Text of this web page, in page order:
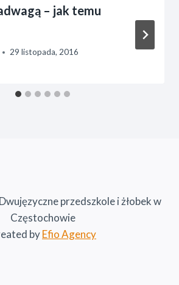
– jak temu
29 listopada, 2016
przedszkole i żłobek w
Częstochowie
byEfio Agency